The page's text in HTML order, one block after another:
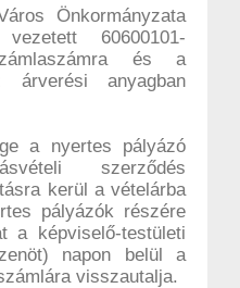
Önkormányzata
60600101-
és a
árverési anyagban
a nyertes pályázó
szerződés
kerül a vételárba
pályázók részére
a képviselő-testületi
napon belül a
visszautalja.